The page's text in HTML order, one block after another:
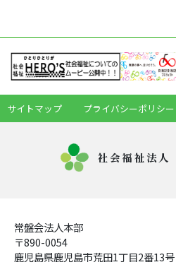
サイトマップ プライバシーポリシー
社会福祉法人
常盤会法人本部
〒890-0054
鹿児島県鹿児島市荒田1丁目2番13号